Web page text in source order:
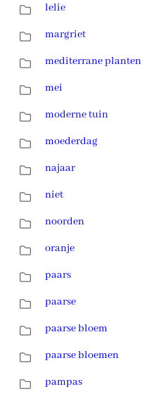
lelie
margriet
mediterrane planten
mei
moderne tuin
moederdag
najaar
niet
noorden
oranje
paars
paarse
paarse bloem
paarse bloemen
pampas